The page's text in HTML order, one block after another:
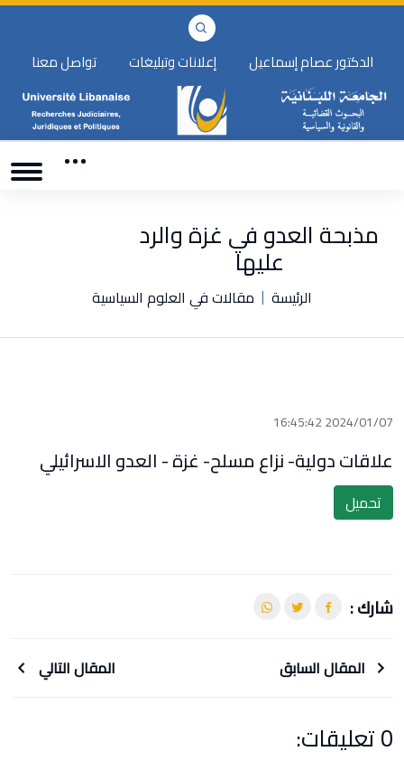
الدكتور عصام إسماعيل إعلانات وتبليغات تواصل معنا
مذبحة العدو في غزة والرد
عليها
الرئيسة مقالات في العلوم السياسية
2024/01/07 16:45:42
علاقات دولية- نزاع مسلح- غزة - العدو الاسرائيلي
تحميل
شارك :
المقال السابق المقال التالي
0 تعليقات: